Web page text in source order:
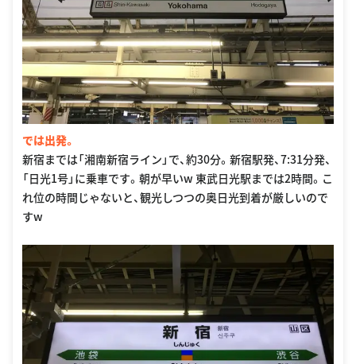
では出発。
新宿までは「湘南新宿ライン」で、約30分。新宿駅発、7:31分発、
「日光1号」に乗車です。朝が早いw 東武日光駅までは2時間。こ
れ位の時間じゃないと、観光しつつの奥日光到着が厳しいので
すw